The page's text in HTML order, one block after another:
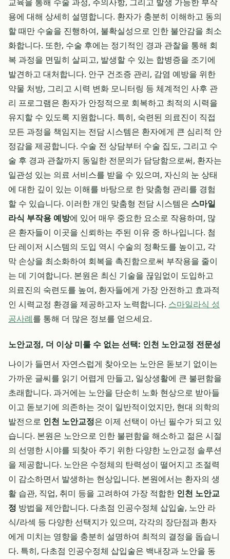
용에 대해 상세히 설명합니다. 환자가 충분히 이해하고 동의
할 때만 수술을 진행하여, 불확실성으로 인한 불안감을 최소
화합니다. 또한, 수술 후에는 정기적인 경과 관찰을 통해 회
복 과정을 면밀히 살피고, 발생할 수 있는 합병증을 조기에
발견하고 대처합니다. 안구 건조증 관리, 감염 예방을 위한
약물 처방, 그리고 시력 변화 모니터링 등 체계적인 사후 관
리 프로그램은 환자가 안정적으로 회복하고 최적의 시력을
유지할 수 있도록 지원합니다. 특히, 숙련된 의료진이 직접
모든 과정을 책임지는 전담 시스템은 환자에게 큰 심리적 안
정감을 제공합니다. 수술 전 상담부터 수술 집도, 그리고 수
술 후 경과 관찰까지 동일한 전문의가 담당함으로써, 환자는
일관성 있는 의료 서비스를 받을 수 있으며, 자신의 눈 상태
에 대한 깊이 있는 이해를 바탕으로 한 맞춤형 관리를 경험
할 수 있습니다. 이러한 개인 맞춤형 전담 시스템은 스마일
라식 부작용 예방에 있어 매우 중요한 요소로 작용하며, 많
은 환자들이 이곳을 신뢰하는 주된 이유 중 하나입니다. 첨
단 레이저 시스템의 도입 역시 수술의 정확도를 높이고, 각
막 손상을 최소화하여 회복을 촉진함으로써 부작용을 줄이
는 데 기여합니다. 본원은 최신 기술을 끊임없이 도입하고
의료진의 숙련도를 높여, 환자들에게 가장 안전하고 효과적
인 시력교정 환경을 제공하고자 노력합니다. 스마일라식 성
공사례를 통해 더 많은 정보를 얻으세요.
노안교정, 더 이상 미룰 수 없는 선택: 인천 노안교정 전문성
나이가 들면서 자연스럽게 찾아오는 노안은 돋보기 없이는
가까운 글씨를 읽기 어렵게 만들고, 일상생활에 큰 불편함을
초래합니다. 과거에는 노안을 단순히 노화 현상으로 받아들
이고 돋보기에 의존하는 것이 일반적이었지만, 현대 의학의
발전으로 인천 노안교정은 이제 선택이 아닌 필수가 되고 있
습니다. 본원은 노안으로 인한 불편함을 해소하고 젊은 시절
의 선명한 시야를 되찾아 주기 위한 다양한 노안교정 솔루션
을 제공합니다. 노안은 수정체의 탄력성이 떨어지고 조절력
이 감소하면서 발생하는 현상입니다. 본원에서는 환자의 생
활 습관, 직업, 취미 등을 고려하여 가장 적합한 인천 노안교
정 방법을 제안합니다. 다초점 인공수정체 삽입술, 노안 라
식/라섹 등 다양한 선택지가 있으며, 각각의 장단점과 환자
에게 미치는 영향을 충분히 설명하여 최적의 결정을 돕습니
다. 특히, 다초점 인공수정체 삽입술은 백내장과 노안을 동